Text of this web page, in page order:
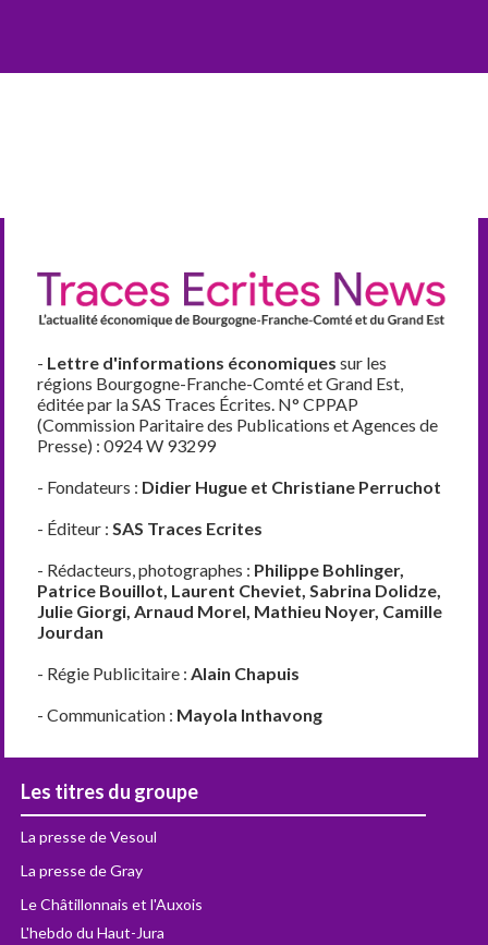
- Lettre d'informations économiques sur les
régions Bourgogne-Franche-Comté et Grand Est,
éditée par la SAS Traces Écrites. N° CPPAP
(Commission Paritaire des Publications et Agences de
Presse) : 0924 W 93299
- Fondateurs : Didier Hugue et Christiane Perruchot
- Éditeur :SAS Traces Ecrites
- Rédacteurs, photographes : Philippe Bohlinger,
Patrice Bouillot, Laurent Cheviet, Sabrina Dolidze,
Julie Giorgi, Arnaud Morel, Mathieu Noyer, Camille
Jourdan
- Régie Publicitaire :Alain Chapuis
- Communication : Mayola Inthavong
Les titres du groupe
La presse de Vesoul
La presse de Gray
Le Châtillonnais et l'Auxois
L'hebdo du Haut-Jura